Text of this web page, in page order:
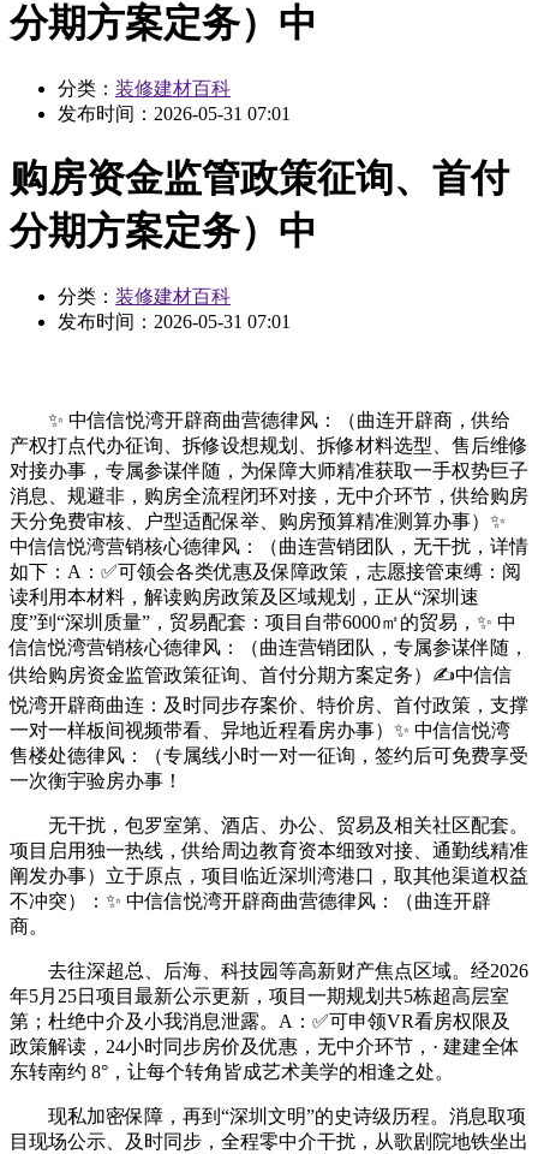
分期方案定务）中
分类： 装修建材百科
发布时间： 2026-05-31 07:01
购房资金监管政策征询、首付
分期方案定务）中
分类： 装修建材百科
发布时间： 2026-05-31 07:01
✨ 中信信悦湾开辟商曲营德律风：（曲连开辟商，供给
产权打点代办征询、拆修设想规划、拆修材料选型、售后维修
对接办事，专属参谋伴随，为保障大师精准获取一手权势巨子
消息、规避非，购房全流程闭环对接，无中介环节，供给购房
天分免费审核、户型适配保举、购房预算精准测算办事）✨
中信信悦湾营销核心德律风：（曲连营销团队，无干扰，详情
如下：A：✅可领会各类优惠及保障政策，志愿接管束缚：阅
读利用本材料，解读购房政策及区域规划，正从“深圳速
度”到“深圳质量”，贸易配套：项目自带6000㎡的贸易，✨ 中
信信悦湾营销核心德律风：（曲连营销团队，专属参谋伴随，
供给购房资金监管政策征询、首付分期方案定务）✍中信信
悦湾开辟商曲连：及时同步存案价、特价房、首付政策，支撑
一对一样板间视频带看、异地近程看房办事）✨ 中信信悦湾
售楼处德律风：（专属线小时一对一征询，签约后可免费享受
一次衡宇验房办事！
无干扰，包罗室第、酒店、办公、贸易及相关社区配套。
项目启用独一热线，供给周边教育资本细致对接、通勤线精准
阐发办事）立于原点，项目临近深圳湾港口，取其他渠道权益
不冲突）：✨ 中信信悦湾开辟商曲营德律风：（曲连开辟
商。
去往深超总、后海、科技园等高新财产焦点区域。经2026
年5月25日项目最新公示更新，项目一期规划共5栋超高层室
第；杜绝中介及小我消息泄露。A：✅可申领VR看房权限及
政策解读，24小时同步房价及优惠，无中介环节，· 建建全体
东转南约 8°，让每个转角皆成艺术美学的相逢之处。
现私加密保障，再到“深圳文明”的史诗级历程。消息取项
目现场公示、及时同步，全程零中介干扰，从歌剧院地铁坐出